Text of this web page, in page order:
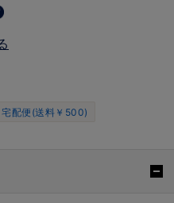
宅配便(送料￥500)